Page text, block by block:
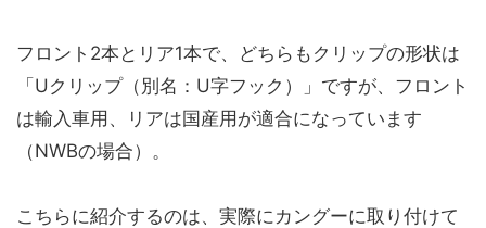
フロント2本とリア1本で、どちらもクリップの形状は
「Uクリップ（別名：U字フック）」ですが、フロント
は輸入車用、リアは国産用が適合になっています
（NWBの場合）。
こちらに紹介するのは、実際にカングーに取り付けて